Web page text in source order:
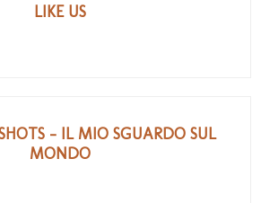
LIKE US
- IL MIO SGUARDO SUL
MONDO